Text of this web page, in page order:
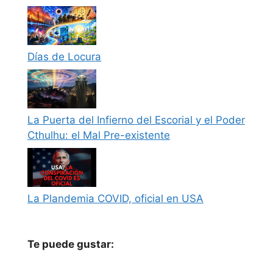
Días de Locura
La Puerta del Infierno del Escorial y el Poder
Cthulhu: el Mal Pre-existente
La Plandemia COVID, oficial en USA
Te puede gustar: